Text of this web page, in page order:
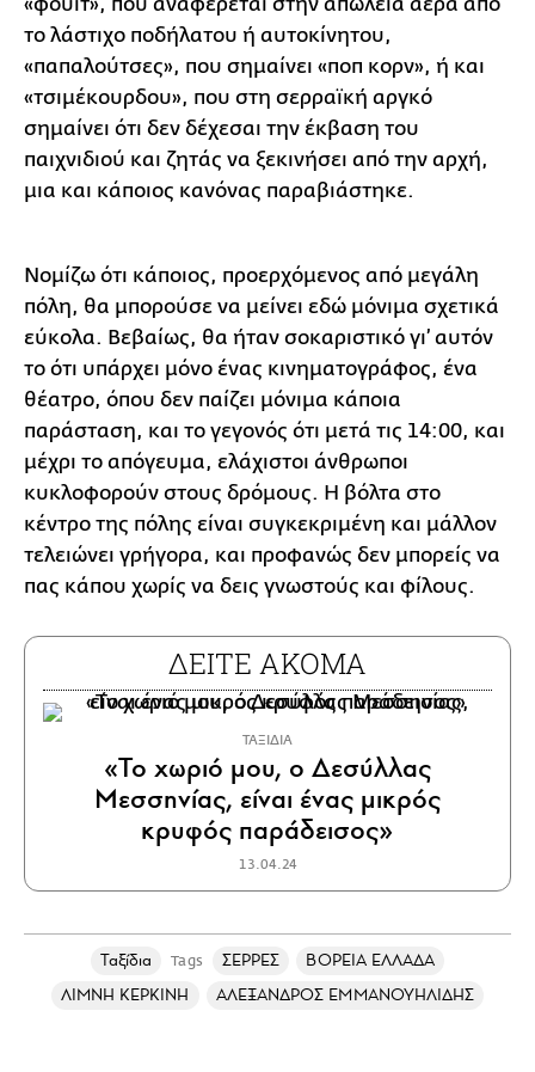
το λάστιχο ποδήλατου ή αυτοκίνητου,
«παπαλούτσες», που σημαίνει «ποπ κορν», ή και
«τσιμέκουρδου», που στη σερραϊκή αργκό
σημαίνει ότι δεν δέχεσαι την έκβαση του
παιχνιδιού και ζητάς να ξεκινήσει από την αρχή,
μια και κάποιος κανόνας παραβιάστηκε.
Νομίζω ότι κάποιος, προερχόμενος από μεγάλη
πόλη, θα μπορούσε να μείνει εδώ μόνιμα σχετικά
εύκολα. Βεβαίως, θα ήταν σοκαριστικό γι’ αυτόν
το ότι υπάρχει μόνο ένας κινηματογράφος, ένα
θέατρο, όπου δεν παίζει μόνιμα κάποια
παράσταση, και το γεγονός ότι μετά τις 14:00, και
μέχρι το απόγευμα, ελάχιστοι άνθρωποι
κυκλοφορούν στους δρόμους. Η βόλτα στο
κέντρο της πόλης είναι συγκεκριμένη και μάλλον
τελειώνει γρήγορα, και προφανώς δεν μπορείς να
πας κάπου χωρίς να δεις γνωστούς και φίλους.
ΔΕΙΤΕ ΑΚΟΜΑ
ΤΑΞΙΔΙΑ
«Το χωριό μου, ο Δεσύλλας
Μεσσηνίας, είναι ένας μικρός
κρυφός παράδεισος»
13.04.24
Ταξίδια Tags ΣΕΡΡΕΣ
ΒΟΡΕΙΑ ΕΛΛΑΔΑ
ΛΙΜΝΗ ΚΕΡΚΙΝΗ
ΑΛΕΞΑΝΔΡΟΣ ΕΜΜΑΝΟΥΗΛΙΔΗΣ